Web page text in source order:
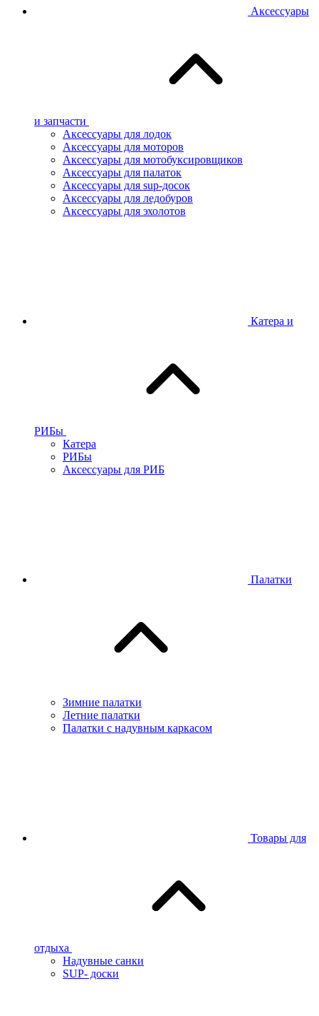
Аксессуары
и запчасти
Аксессуары для лодок
Аксессуары для моторов
Аксессуары для мотобуксировщиков
Аксессуары для палаток
Аксессуары для sup-досок
Аксессуары для ледобуров
Аксессуары для эхолотов
Катера и
РИБы
Катера
РИБы
Аксессуары для РИБ
Палатки
Зимние палатки
Летние палатки
Палатки с надувным каркасом
Товары для
отдыха
Надувные санки
SUP- доски